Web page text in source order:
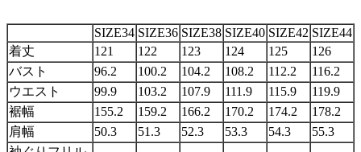
SIZE34 SIZE36 SIZE38 SIZE40 SIZE42 SIZE44
着丈
121 122 123 124 125
126
バスト
96.2 100.2 104.2 108.2 112.2
116.2
ウエスト
99.9 103.2 107.9 111.9 115.9
119.9
裾幅
155.2 159.2 166.2 170.2 174.2
178.2
肩幅
50.3 51.3 52.3 53.3 54.3
55.3